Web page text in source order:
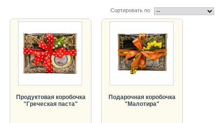
Сортировать по
Продуктовая коробочка
"Греческая паста"
Подарочная коробочка
"Малотира"